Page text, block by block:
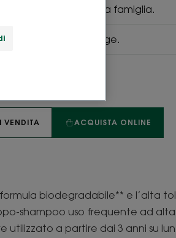
delicato per tutta la famiglia.
morbidi, protegge.
VENDITA ACQUISTA ONLINE
biodegradabile** e l’alta
shampoo uso frequente ad alta
utilizzato a partire dai 3 anni su